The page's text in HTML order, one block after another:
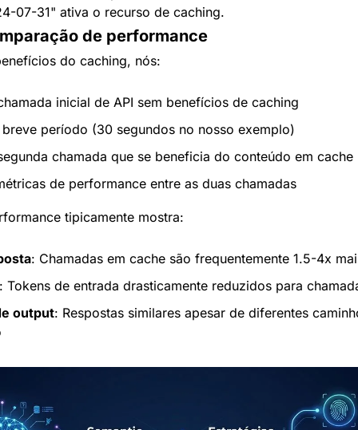
07-31" ativa o recurso de caching.
de performance
do caching, nós:
inicial de API sem benefícios de caching
período (30 segundos no nosso exemplo)
chamada que se beneficia do conteúdo em cache
de performance entre as duas chamadas
tipicamente mostra:
: Chamadas em cache são frequentemente 1.5-4x
: Tokens de entrada drasticamente reduzidos para
output: Respostas similares apesar de diferentes